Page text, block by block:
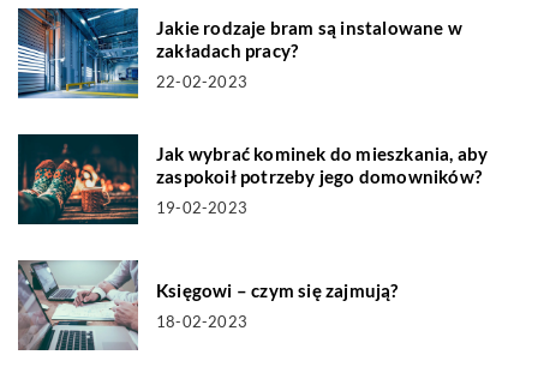
Jakie rodzaje bram są instalowane w
zakładach pracy?
22-02-2023
Jak wybrać kominek do mieszkania, aby
zaspokoił potrzeby jego domowników?
19-02-2023
Księgowi – czym się zajmują?
18-02-2023